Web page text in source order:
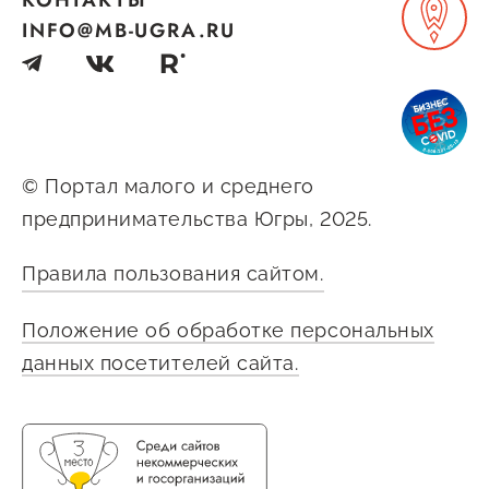
предпринимательства
Поддержка социальных
Финансовая поддержка
Меры поддержки в условиях
внешнего санкционного
давления
Центры поддержки
Центр информационно-
консультационного
© Портал малого и среднего
предпринимательства Югры, 2025.
Правила пользования сайтом.
Положение об обработке персональных
данных посетителей сайта.
INFO@MB-UGRA.RU